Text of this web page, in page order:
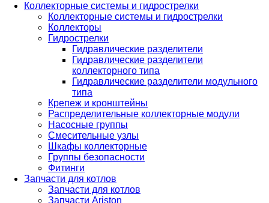
Коллекторные системы и гидрострелки
Коллекторные системы и гидрострелки
Коллекторы
Гидрострелки
Гидравлические разделители
Гидравлические разделители
коллекторного типа
Гидравлические разделители модульного
типа
Крепеж и кронштейны
Распределительные коллекторные модули
Насосные группы
Смесительные узлы
Шкафы коллекторные
Группы безопасности
Фитинги
Запчасти для котлов
Запчасти для котлов
Запчасти Ariston